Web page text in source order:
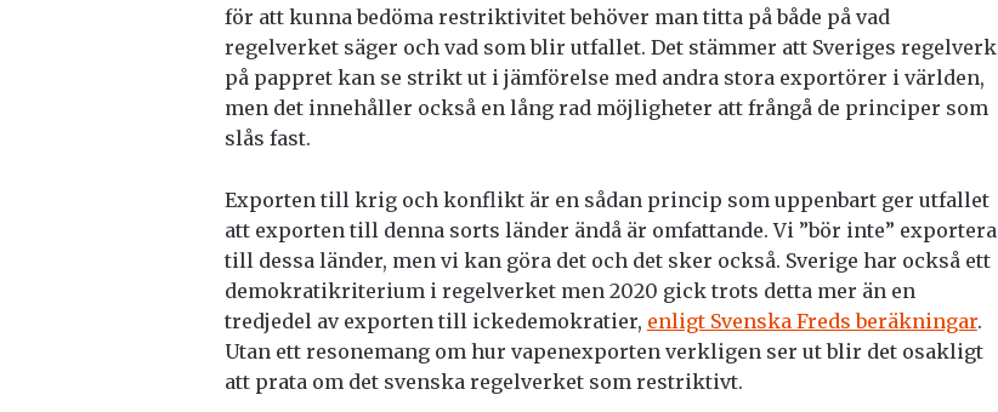
för att kunna bedöma restriktivitet behöver man titta på både på vad
regelverket säger och vad som blir utfallet. Det stämmer att Sveriges regelverk
på pappret kan se strikt ut i jämförelse med andra stora exportörer i världen,
men det innehåller också en lång rad möjligheter att frångå de principer som
slås fast.
Exporten till krig och konflikt är en sådan princip som uppenbart ger utfallet
att exporten till denna sorts länder ändå är omfattande. Vi ”bör inte” exportera
till dessa länder, men vi kan göra det och det sker också. Sverige har också ett
demokratikriterium i regelverket men 2020 gick trots detta mer än en
tredjedel av exporten till ickedemokratier, enligt Svenska Freds beräkningar.
Utan ett resonemang om hur vapenexporten verkligen ser ut blir det osakligt
att prata om det svenska regelverket som restriktivt.